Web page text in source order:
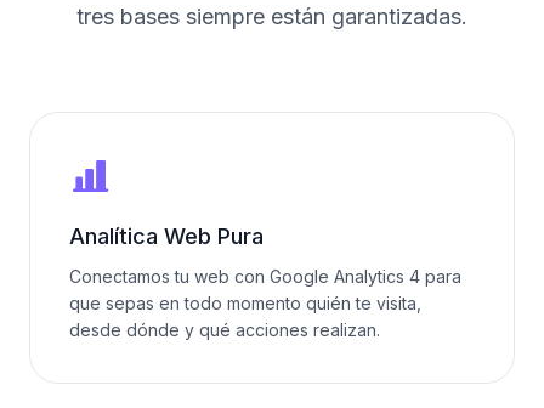
tres bases siempre están garantizadas.
Analítica Web Pura
Conectamos tu web con Google Analytics 4 para
que sepas en todo momento quién te visita,
desde dónde y qué acciones realizan.